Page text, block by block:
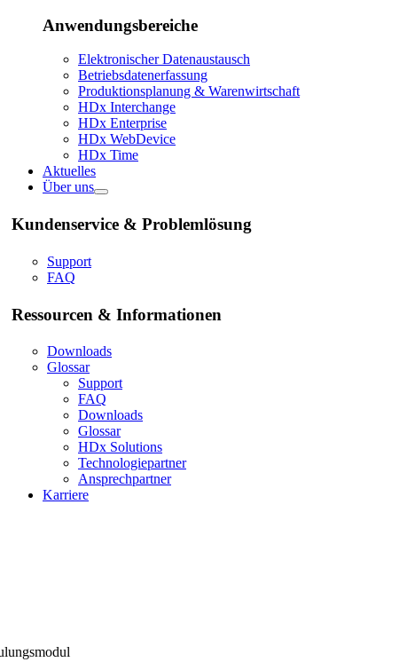
Anwendungsbereiche
Elektronischer Datenaustausch
Betriebsdatenerfassung
Produktionsplanung & Warenwirtschaft
HDx Interchange
HDx Enterprise
HDx WebDevice
HDx Time
Aktuelles
Über uns
Kundenservice & Problemlösung
Support
FAQ
Ressourcen & Informationen
Downloads
Glossar
Support
FAQ
Downloads
Glossar
HDx Solutions
Technologiepartner
Ansprechpartner
Karriere